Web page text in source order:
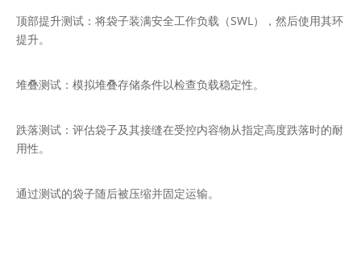
顶部提升测试：将袋子装满安全工作负载（SWL），然后使用其环
提升。
堆叠测试：模拟堆叠存储条件以检查负载稳定性。
跌落测试：评估袋子及其接缝在受控内容物从指定高度跌落时的耐
用性。
通过测试的袋子随后被压缩并固定运输。